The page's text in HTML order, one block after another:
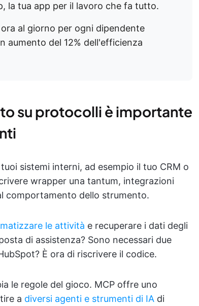
la tua app per il lavoro che fa tutto.
ora al giorno per ogni dipendente
aumento del 12% dell'efficienza
su protocolli è importante
sistemi interni, ad esempio il tuo CRM o
wrapper una tantum, integrazioni
comportamento dello strumento.
le attività e recuperare i dati degli
di assistenza? Sono necessari due
È ora di riscrivere il codice.
le regole del gioco. MCP offre uno
a diversi agenti e strumenti di IA di